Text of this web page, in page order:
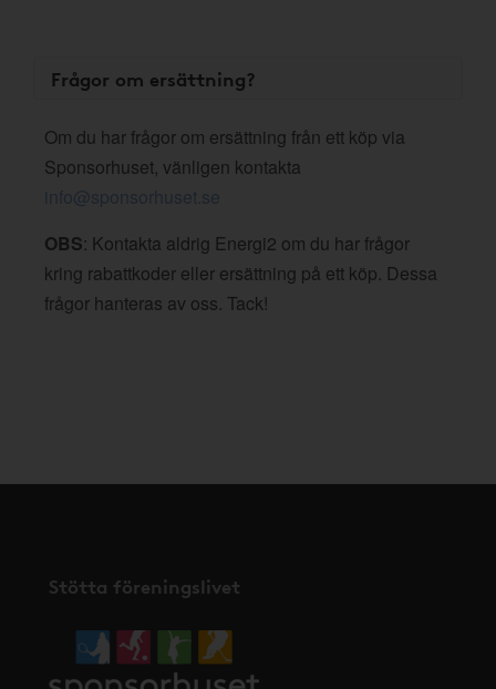
Frågor om ersättning?
Om du har frågor om ersättning från ett köp via
Sponsorhuset, vänligen kontakta
info@sponsorhuset.se
OBS: Kontakta aldrig Energi2 om du har frågor
kring rabattkoder eller ersättning på ett köp. Dessa
frågor hanteras av oss. Tack!
Stötta föreningslivet